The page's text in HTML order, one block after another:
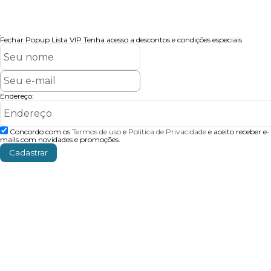
Fechar Popup Lista VIP Tenha acesso a descontos e condições especiais
Endereço:
Concordo com os Termos de uso e Politica de Privacidade e aceito receber e-
mails com novidades e promoções.
Cadastrar